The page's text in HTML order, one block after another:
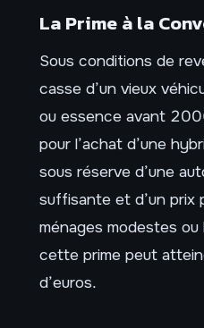
La Prime à la
Sous conditions de
casse d’un vieux
ou essence avant
pour l’achat d’une
sous réserve d’une
suffisante et d’un prix
ménages modestes
cette prime peut
d’euros.